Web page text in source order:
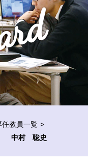
任教員一覧
中村 聡史